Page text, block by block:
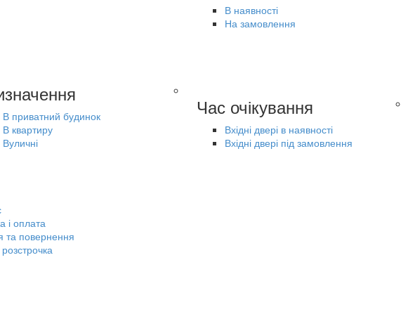
В наявності
На замовлення
В приватний будинок
В квартиру
Вуличні
Час очікування
Вхідні двері в наявності
Вхідні двері під замовлення
і оплата
та повернення